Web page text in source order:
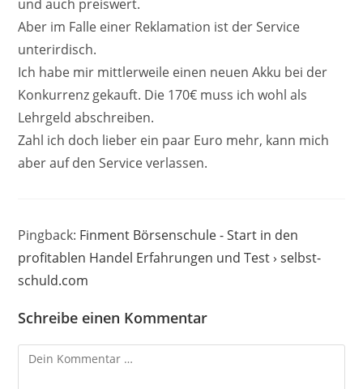
und auch preiswert.
Aber im Falle einer Reklamation ist der Service
unterirdisch.
Ich habe mir mittlerweile einen neuen Akku bei der
Konkurrenz gekauft. Die 170€ muss ich wohl als
Lehrgeld abschreiben.
Zahl ich doch lieber ein paar Euro mehr, kann mich
aber auf den Service verlassen.
Pingback: Finment Börsenschule - Start in den
profitablen Handel Erfahrungen und Test › selbst-
schuld.com
Schreibe einen Kommentar
Kommentar